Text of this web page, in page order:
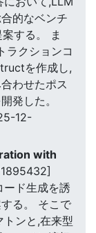
的なベンチ
する。 ま
ラクションコ
を作成し,
わせたポス
発した。
12-
with
ード生成を誘
る。 そこで
ンと,在来型